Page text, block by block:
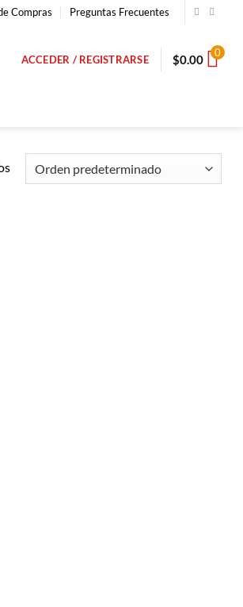
Compras Preguntas Frecuentes
ACCEDER / REGISTRARSE $0.00 0